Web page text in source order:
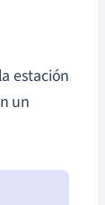
estación
un